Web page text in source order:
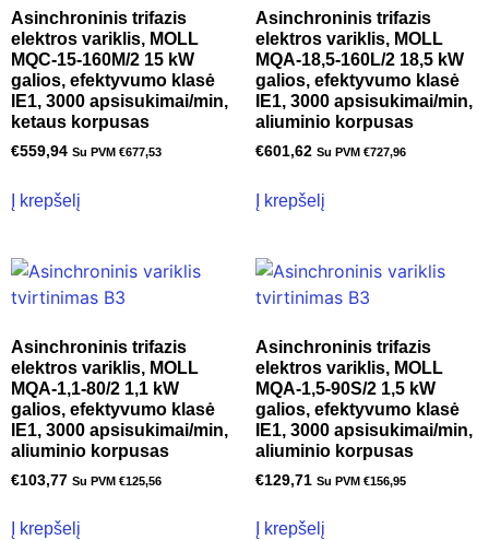
Asinchroninis trifazis
elektros variklis, MOLL
MQC-15-160M/2 15 kW
galios, efektyvumo klasė
IE1, 3000 apsisukimai/min,
ketaus korpusas
€559,94 Su PVM €677,53
Į krepšelį
Asinchroninis trifazis
elektros variklis, MOLL
MQA-18,5-160L/2 18,5 kW
galios, efektyvumo klasė
IE1, 3000 apsisukimai/min,
aliuminio korpusas
€601,62 Su PVM €727,96
Į krepšelį
Asinchroninis trifazis
elektros variklis, MOLL
MQA-1,1-80/2 1,1 kW
galios, efektyvumo klasė
IE1, 3000 apsisukimai/min,
aliuminio korpusas
€103,77 Su PVM €125,56
Į krepšelį
Asinchroninis trifazis
elektros variklis, MOLL
MQA-1,5-90S/2 1,5 kW
galios, efektyvumo klasė
IE1, 3000 apsisukimai/min,
aliuminio korpusas
€129,71 Su PVM €156,95
Į krepšelį